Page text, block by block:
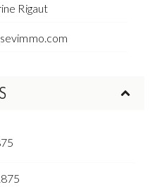
Rigaut